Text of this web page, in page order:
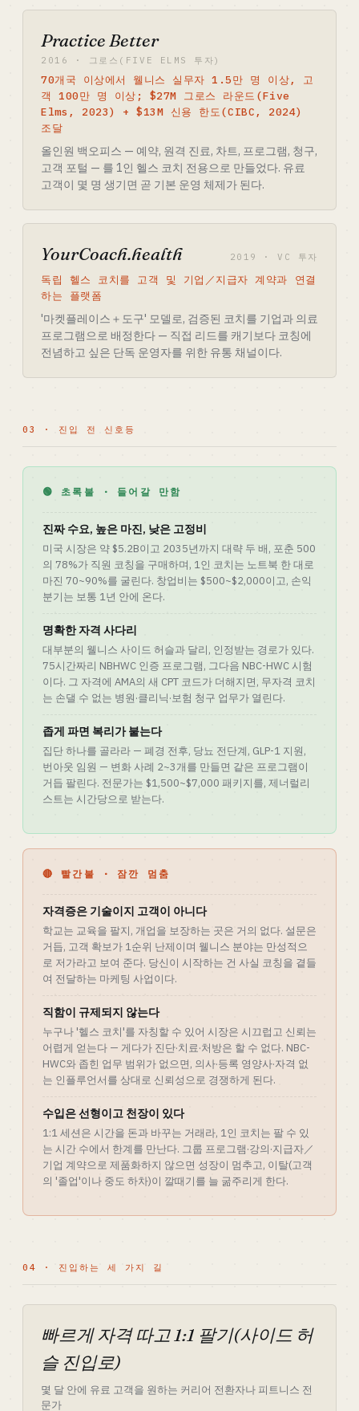
Practice Better
2016 · 그로스(FIVE ELMS 투자)
70개국 이상에서 웰니스 실무자 1.5만 명 이상, 고
객 100만 명 이상; $27M 그로스 라운드(Five
Elms, 2023) + $13M 신용 한도(CIBC, 2024)
조달
올인원 백오피스 — 예약, 원격 진료, 차트, 프로그램, 청구,
고객 포털 — 를 1인 헬스 코치 전용으로 만들었다. 유료
고객이 몇 명 생기면 곧 기본 운영 체제가 된다.
YourCoach.health 2019 · VC 투자
독립 헬스 코치를 고객 및 기업／지급자 계약과 연결
하는 플랫폼
'마켓플레이스＋도구' 모델로, 검증된 코치를 기업과 의료
프로그램으로 배정한다 — 직접 리드를 캐기보다 코칭에
전념하고 싶은 단독 운영자를 위한 유통 채널이다.
03 · 진입 전 신호등
🟢 초록불 · 들어갈 만함
진짜 수요, 높은 마진, 낮은 고정비
미국 시장은 약 $5.2B이고 2035년까지 대략 두 배, 포춘 500
의 78%가 직원 코칭을 구매하며, 1인 코치는 노트북 한 대로
마진 70~90%를 굴린다. 창업비는 $500~$2,000이고, 손익
분기는 보통 1년 안에 온다.
명확한 자격 사다리
대부분의 웰니스 사이드 허슬과 달리, 인정받는 경로가 있다.
75시간짜리 NBHWC 인증 프로그램, 그다음 NBC-HWC 시험
이다. 그 자격에 AMA의 새 CPT 코드가 더해지면, 무자격 코치
는 손댈 수 없는 병원·클리닉·보험 청구 업무가 열린다.
좁게 파면 복리가 붙는다
집단 하나를 골라라 — 폐경 전후, 당뇨 전단계, GLP-1 지원,
번아웃 임원 — 변화 사례 2~3개를 만들면 같은 프로그램이
거듭 팔린다. 전문가는 $1,500~$7,000 패키지를, 제너럴리
스트는 시간당으로 받는다.
🔴 빨간불 · 잠깐 멈춤
자격증은 기술이지 고객이 아니다
학교는 교육을 팔지, 개업을 보장하는 곳은 거의 없다. 설문은
거듭, 고객 확보가 1순위 난제이며 웰니스 분야는 만성적으
로 저가라고 보여 준다. 당신이 시작하는 건 사실 코칭을 곁들
여 전달하는 마케팅 사업이다.
직함이 규제되지 않는다
누구나 '헬스 코치'를 자칭할 수 있어 시장은 시끄럽고 신뢰는
어렵게 얻는다 — 게다가 진단·치료·처방은 할 수 없다. NBC-
HWC와 좁힌 업무 범위가 없으면, 의사·등록 영양사·자격 없
는 인플루언서를 상대로 신뢰성으로 경쟁하게 된다.
수입은 선형이고 천장이 있다
1:1 세션은 시간을 돈과 바꾸는 거래라, 1인 코치는 팔 수 있
는 시간 수에서 한계를 만난다. 그룹 프로그램·강의·지급자／
기업 계약으로 제품화하지 않으면 성장이 멈추고, 이탈(고객
의 '졸업'이나 중도 하차)이 깔때기를 늘 굶주리게 한다.
04 · 진입하는 세 가지 길
빠르게 자격 따고 1:1 팔기(사이드 허
슬 진입로)
몇 달 안에 유료 고객을 원하는 커리어 전환자나 피트니스 전
문가